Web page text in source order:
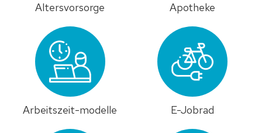
Altersvorsorge
Apotheke
Arbeitszeit-modelle E-Jobrad